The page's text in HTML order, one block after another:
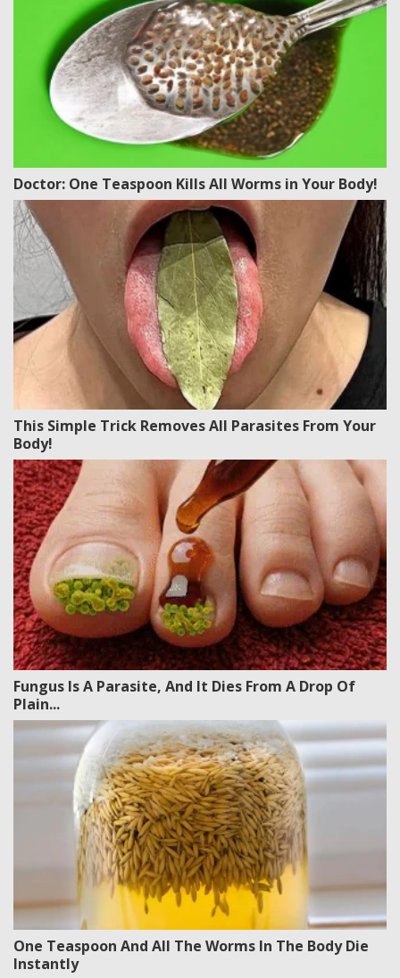
Doctor: One Teaspoon Kills All Worms in Your Body!
This Simple Trick Removes All Parasites From Your
Body!
Fungus Is A Parasite, And It Dies From A Drop Of
Plain...
One Teaspoon And All The Worms In The Body Die
Instantly